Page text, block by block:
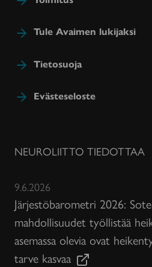
Tule Avaimen lukijaksi
Tietosuoja
Evästeseloste
NEUROLIITTO TIEDOTTAA
9.6.2026
Järjestöbarometri 2026:
mahdollisuudet työllistää
asemassa olevia ovat
tarve kasvaa